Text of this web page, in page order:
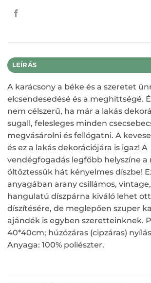
LEÍRÁS
A karácsony a béke és a szeretet
elcsendesedésé és a meghittségé.
nem célszerű, ha már a lakás
sugall, felesleges minden
megvásárolni és fellógatni. A
és ez a lakás dekorációjára is igaz! A
vendégfogadás legfőbb helyszíne a
öltöztessük hát kényelmes díszbe!
anyagában arany csillámos,
hangulatú díszpárna kiváló lehet
díszítésére, de meglepően szuper
ajándék is egyben szeretteinknek.
40*40cm; húzózáras (cipzáras)
Anyaga: 100% poliészter.